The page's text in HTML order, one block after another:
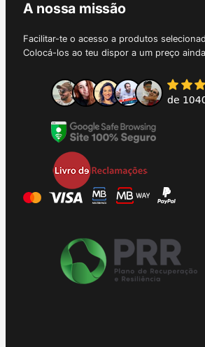
A nossa missão
Facilitar-te o acesso a produtos
Colocá-los ao teu dispor a um preço